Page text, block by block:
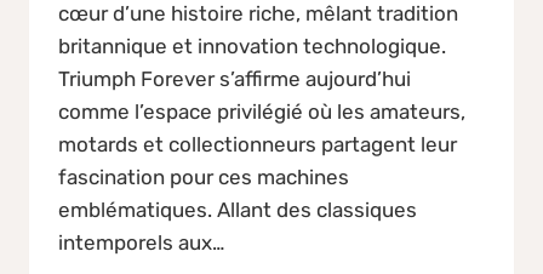
cœur d’une histoire riche, mêlant tradition
britannique et innovation technologique.
Triumph Forever s’affirme aujourd’hui
comme l’espace privilégié où les amateurs,
motards et collectionneurs partagent leur
fascination pour ces machines
emblématiques. Allant des classiques
intemporels aux…